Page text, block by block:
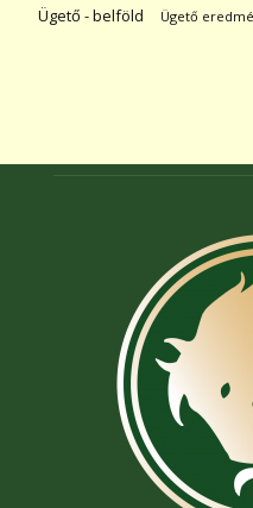
Ügető - belföld Ügető